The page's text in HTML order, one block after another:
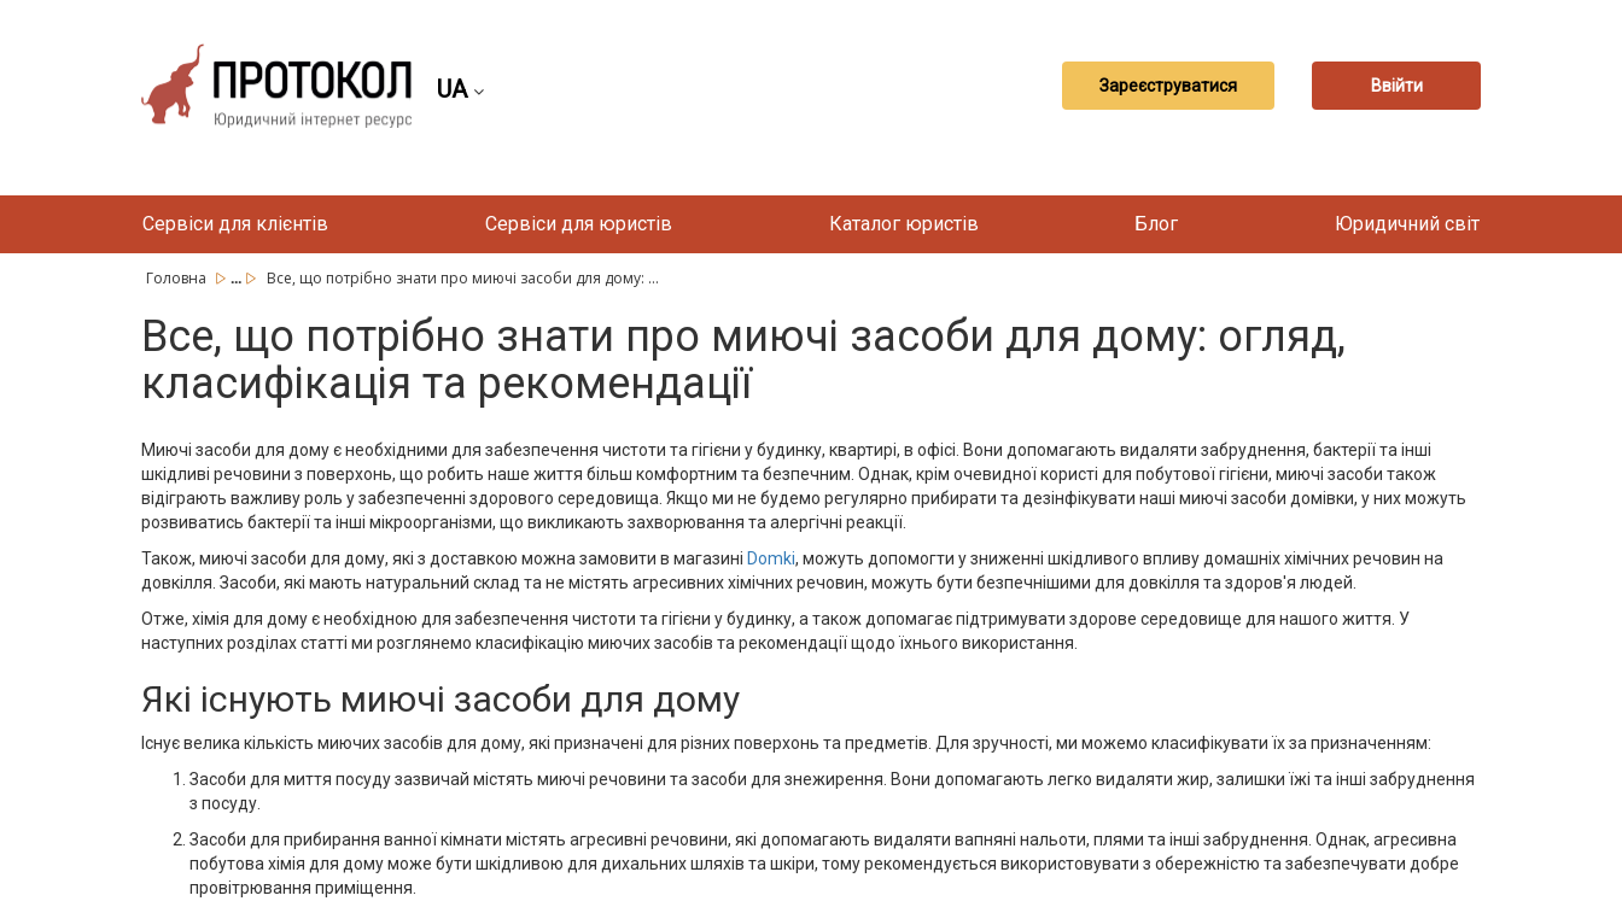
UA Зареєструватися Ввійти
Сервіси для клієнтів Сервіси для юристів Каталог юристів Блог Юридичний світ
Головна ... Все, що потрібно знати про миючі засоби для дому: ...
Все, що потрібно знати про миючі засоби для дому: огляд,
класифікація та рекомендації
Миючі засоби для дому є необхідними для забезпечення чистоти та гігієни у будинку, квартирі, в офісі. Вони допомагають видаляти забруднення, бактерії та інші
шкідливі речовини з поверхонь, що робить наше життя більш комфортним та безпечним. Однак, крім очевидної користі для побутової гігієни, миючі засоби також
відіграють важливу роль у забезпеченні здорового середовища. Якщо ми не будемо регулярно прибирати та дезінфікувати наші миючі засоби домівки, у них можуть
розвиватись бактерії та інші мікроорганізми, що викликають захворювання та алергічні реакції.
Також, миючі засоби для дому, які з доставкою можна замовити в магазині Domki, можуть допомогти у зниженні шкідливого впливу домашніх хімічних речовин на
довкілля. Засоби, які мають натуральний склад та не містять агресивних хімічних речовин, можуть бути безпечнішими для довкілля та здоров'я людей.
Отже, хімія для дому є необхідною для забезпечення чистоти та гігієни у будинку, а також допомагає підтримувати здорове середовище для нашого життя. У
наступних розділах статті ми розглянемо класифікацію миючих засобів та рекомендації щодо їхнього використання.
Які існують миючі засоби для дому
Існує велика кількість миючих засобів для дому, які призначені для різних поверхонь та предметів. Для зручності, ми можемо класифікувати їх за призначенням:
Засоби для миття посуду зазвичай містять миючі речовини та засоби для знежирення. Вони допомагають легко видаляти жир, залишки їжі та інші забруднення
з посуду.
Засоби для прибирання ванної кімнати містять агресивні речовини, які допомагають видаляти вапняні нальоти, плями та інші забруднення. Однак, агресивна
побутова хімія для дому може бути шкідливою для дихальних шляхів та шкіри, тому рекомендується використовувати з обережністю та забезпечувати добре
провітрювання приміщення.